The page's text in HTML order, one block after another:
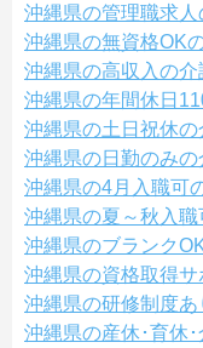
沖縄県の管理職求人
沖縄県の無資格OK
沖縄県の高収入の介
沖縄県の年間休日
沖縄県の土日祝休の
沖縄県の日勤のみの
沖縄県の4月入職可
沖縄県の夏～秋入職
沖縄県のブランク
沖縄県の資格取得
沖縄県の研修制度あ
沖縄県の産休･育休